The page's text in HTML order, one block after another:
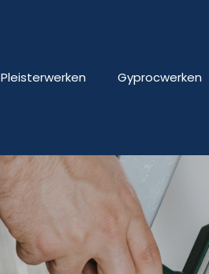
Pleisterwerken Gyprocwerken